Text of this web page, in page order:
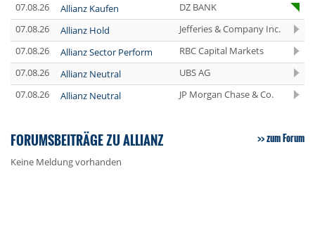
07.08.26 Allianz Kaufen
DZ BANK
07.08.26
Allianz Hold
Jefferies & Company Inc.
07.08.26
Allianz Sector Perform
RBC Capital Markets
07.08.26
Allianz Neutral
UBS AG
07.08.26
Allianz Neutral JP Morgan Chase & Co.
FORUMSBEITRÄGE ZU ALLIANZ zum Forum
Keine Meldung vorhanden